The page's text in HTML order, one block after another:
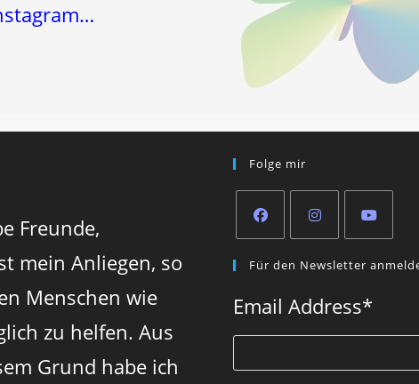
Freunde,
mein Anliegen, so
Menschen wie
zu helfen. Aus
Grund habe ich
Folge mir
in
new
tab
in
new
tab
in
new
tab
Für den Newsletter
Email Address*